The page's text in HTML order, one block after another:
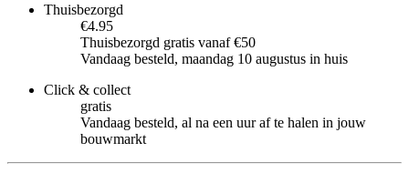
Thuisbezorgd
€4.95
Thuisbezorgd gratis vanaf €50
Vandaag besteld, maandag 10 augustus in huis
Click & collect
gratis
Vandaag besteld, al na een uur af te halen in jouw
bouwmarkt